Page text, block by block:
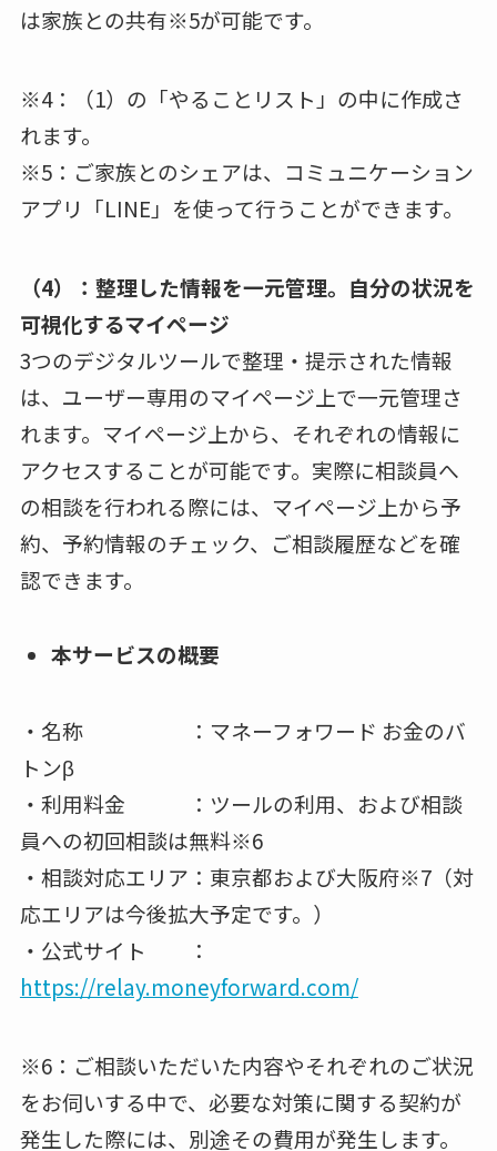
は家族との共有※5が可能です。
※4：（1）の「やることリスト」の中に作成さ
れます。
※5：ご家族とのシェアは、コミュニケーション
アプリ「LINE」を使って行うことができます。
（4）：整理した情報を一元管理。自分の状況を
可視化するマイページ
3つのデジタルツールで整理・提示された情報
は、ユーザー専用のマイページ上で一元管理さ
れます。マイページ上から、それぞれの情報に
アクセスすることが可能です。実際に相談員へ
の相談を行われる際には、マイページ上から予
約、予約情報のチェック、ご相談履歴などを確
認できます。
本サービスの概要
・名称 ：マネーフォワード お金のバ
トンβ
・利用料金 ：ツールの利用、および相談
員への初回相談は無料※6
・相談対応エリア：東京都および大阪府※7（対
応エリアは今後拡大予定です。）
・公式サイト ：
https://relay.moneyforward.com/
※6：ご相談いただいた内容やそれぞれのご状況
をお伺いする中で、必要な対策に関する契約が
発生した際には、別途その費用が発生します。